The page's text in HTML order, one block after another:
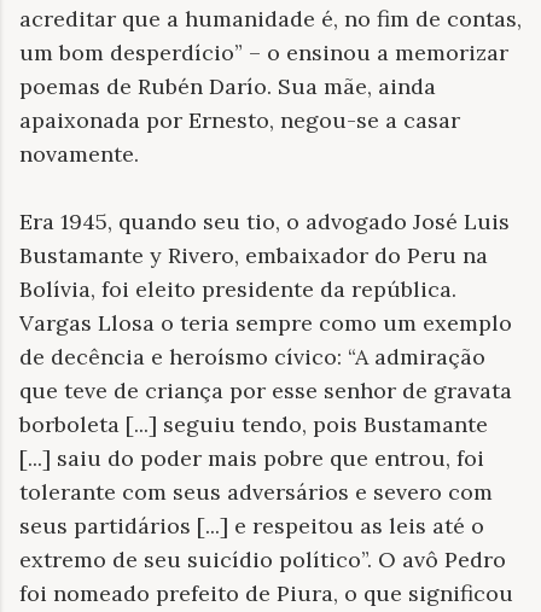
acreditar que a humanidade é, no fim de contas,
um bom desperdício” – o ensinou a memorizar
poemas de Rubén Darío. Sua mãe, ainda
apaixonada por Ernesto, negou-se a casar
novamente.
Era 1945, quando seu tio, o advogado José Luis
Bustamante y Rivero, embaixador do Peru na
Bolívia, foi eleito presidente da república.
Vargas Llosa o teria sempre como um exemplo
de decência e heroísmo cívico: “A admiração
que teve de criança por esse senhor de gravata
borboleta [...] seguiu tendo, pois Bustamante
[...] saiu do poder mais pobre que entrou, foi
tolerante com seus adversários e severo com
seus partidários [...] e respeitou as leis até o
extremo de seu suicídio político”. O avô Pedro
foi nomeado prefeito de Piura, o que significou